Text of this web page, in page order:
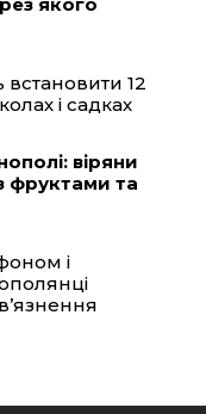
12
і садках
віряни
фруктами та
і